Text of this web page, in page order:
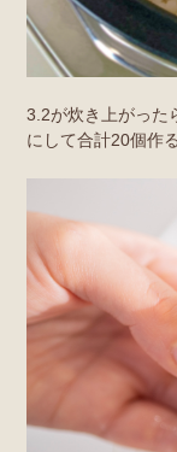
3.2が炊き上がった
にして合計20個作る